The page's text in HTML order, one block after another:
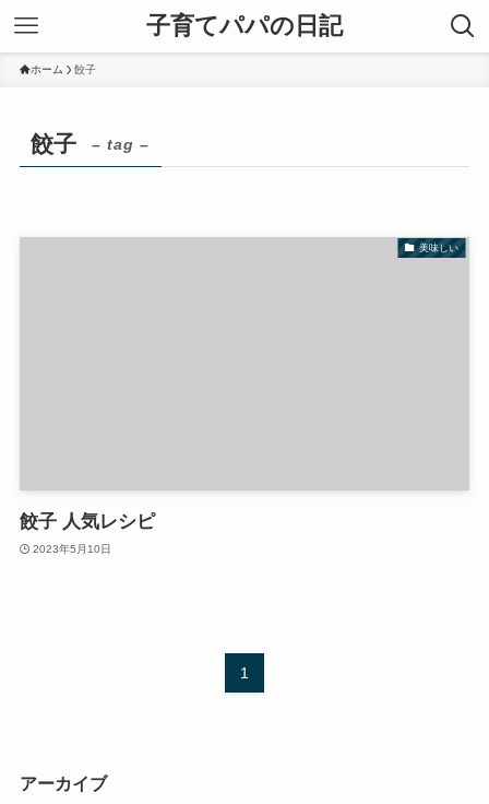
子育てパパの日記
ホーム 餃子
餃子 – tag –
美味しい
餃子 人気レシピ
2023年5月10日
1
アーカイブ